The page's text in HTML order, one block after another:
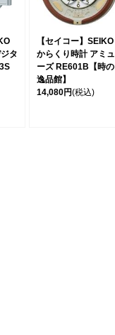
タ
【セイコー】SEIKO
からくり時計 アミュ
ーズ RE601B【時の
逸品館】
14,080円(税込)